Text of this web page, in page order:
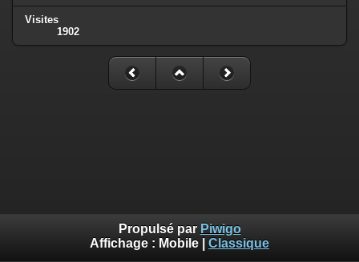
Visites
1902
Propulsé par Piwigo
Affichage : Mobile Classique